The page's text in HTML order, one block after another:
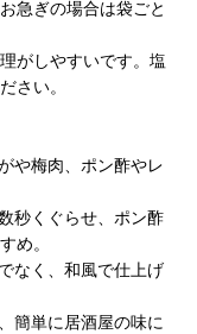
急ぎの場合は袋ごと
がしやすいです。塩
さい。
や梅肉、ポン酢やレ
秒くぐらせ、ポン酢
め。
なく、和風で仕上げ
簡単に居酒屋の味に